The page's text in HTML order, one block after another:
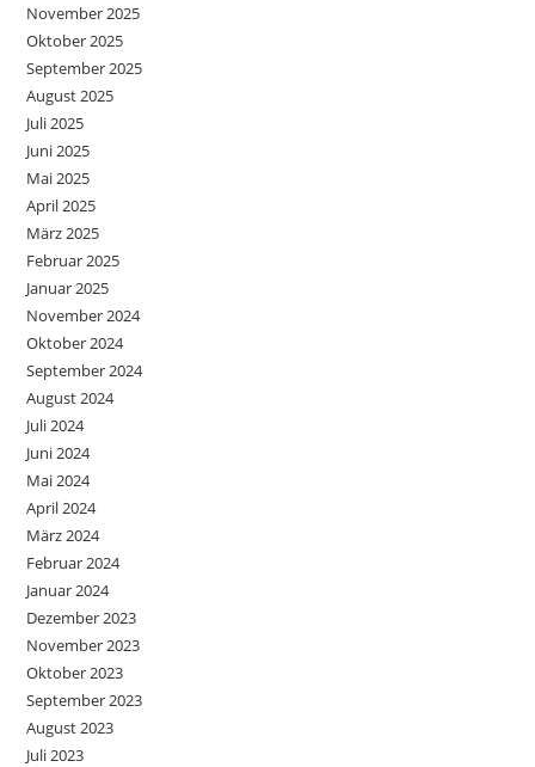
November 2025
Oktober 2025
September 2025
August 2025
Juli 2025
Juni 2025
Mai 2025
April 2025
März 2025
Februar 2025
Januar 2025
November 2024
Oktober 2024
September 2024
August 2024
Juli 2024
Juni 2024
Mai 2024
April 2024
März 2024
Februar 2024
Januar 2024
Dezember 2023
November 2023
Oktober 2023
September 2023
August 2023
Juli 2023